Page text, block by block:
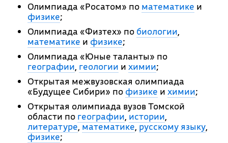
Олимпиада «Росатом» по математике и
физике;
Олимпиада «Физтех» по биологии,
математике и физике;
Олимпиада «Юные таланты» по
географии, геологии и химии;
Открытая межвузовская олимпиада
«Будущее Сибири» по физике и химии;
Открытая олимпиада вузов Томской
области по географии, истории,
литературе,математике,русскому языку,
физике;